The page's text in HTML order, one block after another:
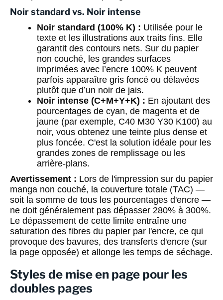
Noir standard vs. Noir intense
Noir standard (100% K) : Utilisée pour le
texte et les illustrations aux traits fins. Elle
garantit des contours nets. Sur du papier
non couché, les grandes surfaces
imprimées avec l’encre 100% K peuvent
parfois apparaître gris foncé ou délavées
plutôt que d’un noir de jais.
Noir intense (C+M+Y+K) : En ajoutant des
pourcentages de cyan, de magenta et de
jaune (par exemple, C40 M30 Y30 K100) au
noir, vous obtenez une teinte plus dense et
plus foncée. C'est la solution idéale pour les
grandes zones de remplissage ou les
arrière-plans.
Avertissement : Lors de l'impression sur du papier
manga non couché, la couverture totale (TAC) —
soit la somme de tous les pourcentages d'encre —
ne doit généralement pas dépasser 280% à 300%.
Le dépassement de cette limite entraîne une
saturation des fibres du papier par l'encre, ce qui
provoque des bavures, des transferts d'encre (sur
la page opposée) et allonge les temps de séchage.
Styles de mise en page pour les
doubles pages